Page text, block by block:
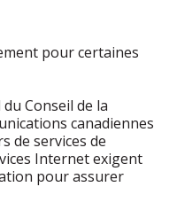
pour certaines
Conseil de la
canadiennes
de services de
Internet exigent
pour assurer